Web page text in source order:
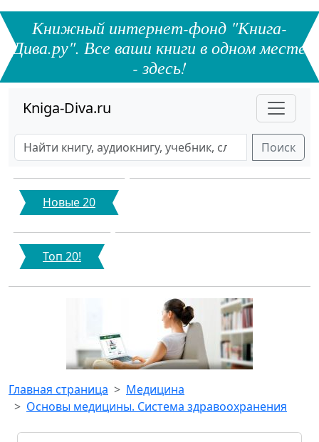
Книжный интернет-фонд "Книга-
Дива.ру". Все ваши книги в одном месте
- здесь!
Kniga-Diva.ru
Поиск
Новые 20
Топ 20!
Главная страница
Медицина
Основы медицины. Система здравоохранения